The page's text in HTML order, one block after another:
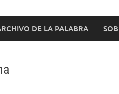
DE LA PALABRA